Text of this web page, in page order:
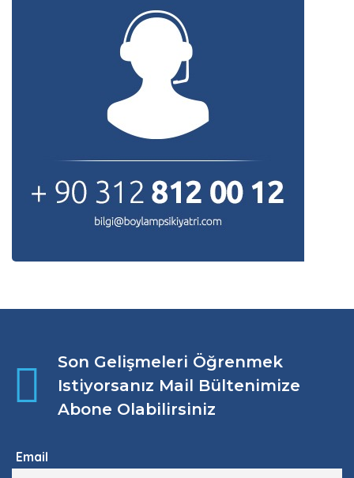
Son Gelişmeleri Öğrenmek
Istiyorsanız Mail Bültenimize
Abone Olabilirsiniz
Email